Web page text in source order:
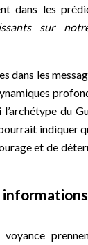
dans les
sur
dans les
du
indiquer
et de
voyance